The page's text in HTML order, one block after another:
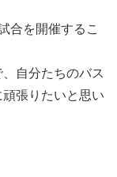
合を開催するこ
自分たちのバス
張りたいと思い